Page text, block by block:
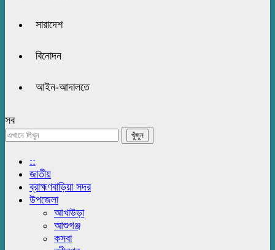
সারাদেশ
বিনোদন
আইন-আদালতে
সব
::
জাতীয়
ব্রাহ্মণবাড়িয়া সদর
উপজেলা
আখাউড়া
আশুগঞ্জ
কসবা